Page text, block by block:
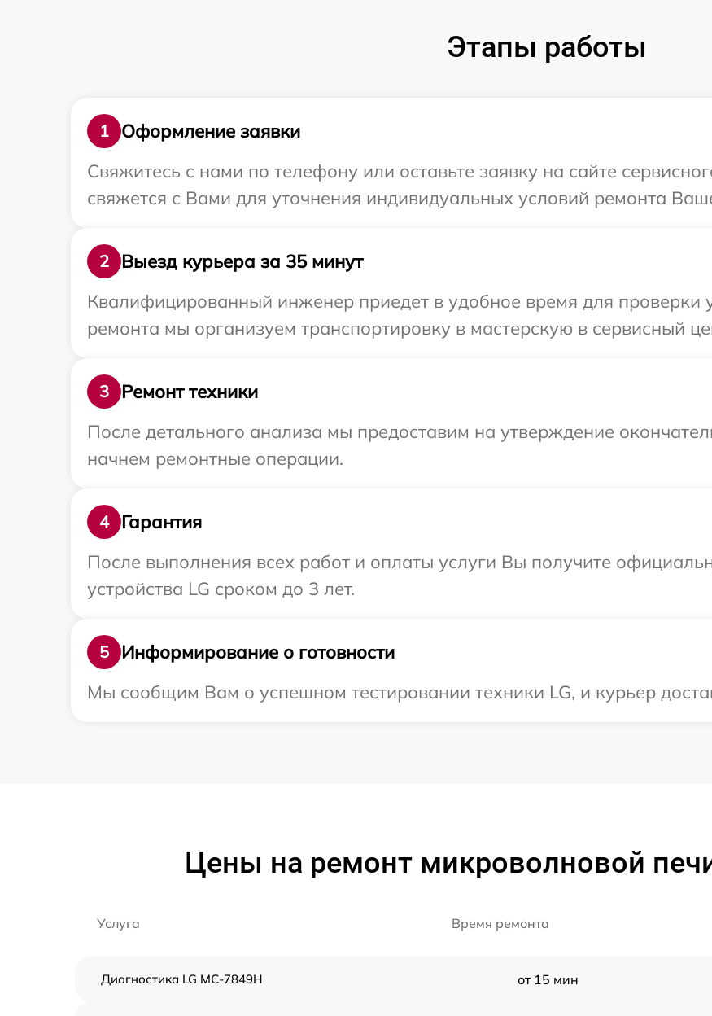
Этапы работы
1
Оформление заявки
Свяжитесь с нами по телефону или оставьте заявку на сайте
свяжется с Вами для уточнения индивидуальных условий ремонта
2
Выезд курьера за 35 минут
Квалифицированный инженер приедет в удобное время для проверки
ремонта мы организуем транспортировку в мастерскую в сервисный
3
Ремонт техники
После детального анализа мы предоставим на утверждение
начнем ремонтные операции.
4
Гарантия
После выполнения всех работ и оплаты услуги Вы получите
устройства LG сроком до 3 лет.
5
Информирование о готовности
Мы сообщим Вам о успешном тестировании техники LG, и курьер
Цены на ремонт микроволновой
Услуга Время ремонта
Диагностика LG MC-7849H от 15 мин